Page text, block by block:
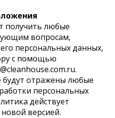
получить любые
вопросам,
персональных данных,
с помощью
будут отражены любые
персональных
действует
версией.